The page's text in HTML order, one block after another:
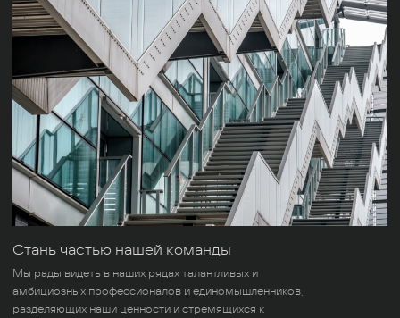
Стань частью нашей команды
Мы рады видеть в наших рядах талантливых и
амбициозных профессионалов и единомышленников,
разделяющих наши ценности и стремящихся к